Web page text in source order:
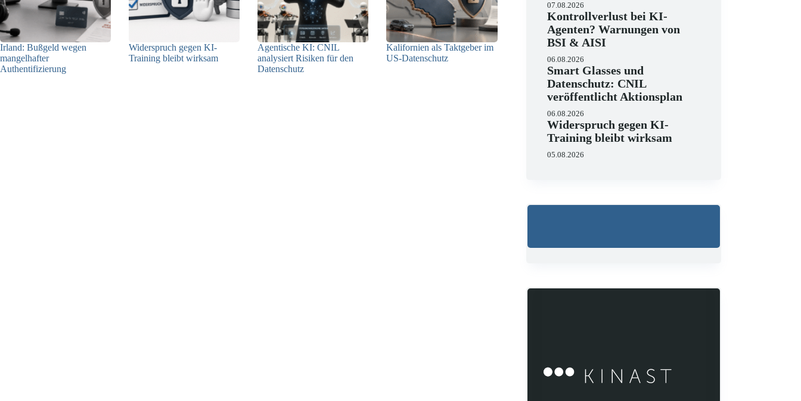
Irland: Bußgeld wegen
mangelhafter
Authentifizierung
Widerspruch gegen KI-
Training bleibt wirksam
Agentische KI: CNIL
analysiert Risiken für den
Datenschutz
Kalifornien als Taktgeber im
US-Datenschutz
07.08.2026
Kontrollverlust bei KI-
Agenten? Warnungen von
BSI & AISI
06.08.2026
Smart Glasses und
Datenschutz: CNIL
veröffentlicht Aktionsplan
06.08.2026
Widerspruch gegen KI-
Training bleibt wirksam
05.08.2026